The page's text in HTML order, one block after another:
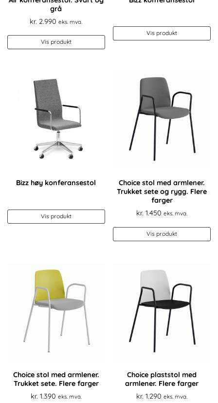
grå
kr. 2.990 eks. mva.
Vis produkt
Vis produkt
Bizz høy konferansestol
Vis produkt
Choice stol med armlener.
Trukket sete og rygg. Flere
farger
kr. 1.450 eks. mva.
Vis produkt
Choice stol med armlener.
Trukket sete. Flere farger
kr. 1.390 eks. mva.
Choice plaststol med
armlener. Flere farger
kr. 1.290 eks. mva.